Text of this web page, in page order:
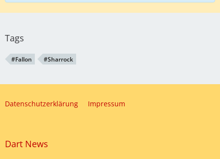
Tags
#Fallon #Sharrock
Datenschutzerklärung Impressum
Dart News